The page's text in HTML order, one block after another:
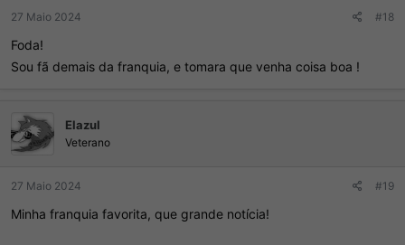
27 Maio 2024 #18
Foda!
Sou fã demais da franquia, e tomara que venha coisa boa !
Elazul
Veterano
27 Maio 2024 #19
Minha franquia favorita, que grande notícia!